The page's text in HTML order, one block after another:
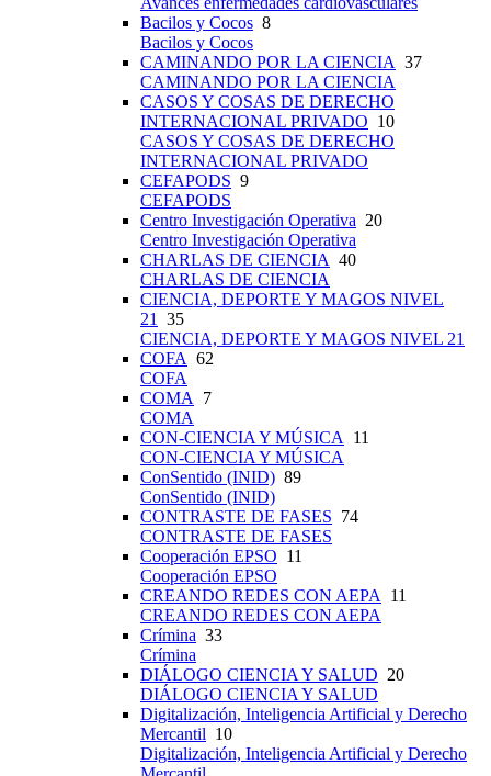
Bacilos y Cocos 8
Bacilos y Cocos
CAMINANDO POR LA CIENCIA 37
CAMINANDO POR LA CIENCIA
CASOS Y COSAS DE DERECHO
INTERNACIONAL PRIVADO 10
CASOS Y COSAS DE DERECHO
INTERNACIONAL PRIVADO
CEFAPODS 9
CEFAPODS
Centro Investigación Operativa 20
Centro Investigación Operativa
CHARLAS DE CIENCIA 40
CHARLAS DE CIENCIA
CIENCIA, DEPORTE Y MAGOS NIVEL
21
35
CIENCIA, DEPORTE Y MAGOS NIVEL 21
COFA 62
COFA
COMA
7
COMA
CON-CIENCIA Y MÚSICA
11
CON-CIENCIA Y MÚSICA
ConSentido (INID) 89
ConSentido (INID)
CONTRASTE DE FASES 74
CONTRASTE DE FASES
Cooperación EPSO 11
Cooperación EPSO
CREANDO REDES CON AEPA
11
CREANDO REDES CON AEPA
Crímina 33
Crímina
DIÁLOGO CIENCIA Y SALUD 20
DIÁLOGO CIENCIA Y SALUD
Digitalización, Inteligencia Artificial y Derecho
Mercantil 10
Digitalización, Inteligencia Artificial y Derecho